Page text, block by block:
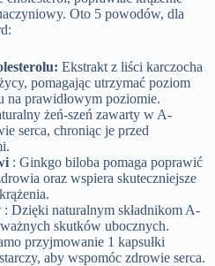
Oto 5 powodów, dla
Ekstrakt z liści karczocha
pomagając utrzymać poziom
na prawidłowym poziomie.
żeń-szeń zawarty w A-
serca, chroniąc je przed
: Ginkgo biloba pomaga poprawić
oraz wspiera skuteczniejsze
: Dzięki naturalnym składnikom A-
skutków ubocznych.
przyjmowanie 1 kapsułki
aby wspomóc zdrowie serca.